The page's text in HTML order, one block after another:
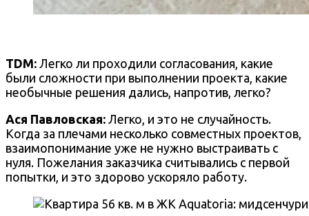
TDM: Легко ли проходили согласования, какие
были сложности при выполнении проекта, какие
необычные решения дались, напротив, легко?
Ася Павловская: Легко, и это не случайность.
Когда за плечами несколько совместных проектов,
взаимопонимание уже не нужно выстраивать с
нуля. Пожелания заказчика считывались с первой
попытки, и это здорово ускоряло работу.